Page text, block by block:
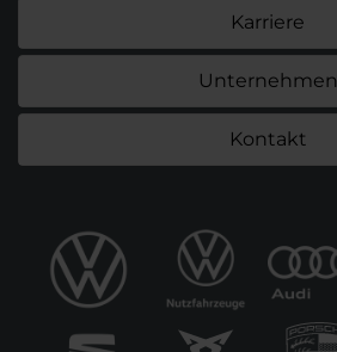
Karriere
Unternehmen
Kontakt